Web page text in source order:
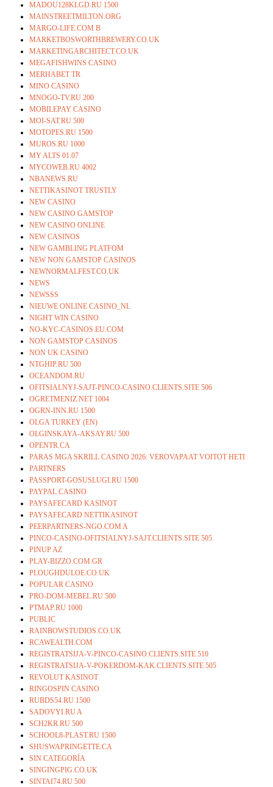
MADOU128KLGD.RU 1500
MAINSTREETMILTON.ORG
MARGO-LIFE.COM B
MARKETBOSWORTHBREWERY.CO.UK
MARKETINGARCHITECT.CO.UK
MEGAFISHWINS CASINO
MERHABET TR
MINO CASINO
MNOGO-TV.RU 200
MOBILEPAY CASINO
MOI-SAT.RU 500
MOTOPES.RU 1500
MUROS.RU 1000
MY ALTS 01.07
MYCOWEB.RU 4002
NBANEWS.RU
NETTIKASINOT TRUSTLY
NEW CASINO
NEW CASINO GAMSTOP
NEW CASINO ONLINE
NEW CASINOS
NEW GAMBLING PLATFOM
NEW NON GAMSTOP CASINOS
NEWNORMALFEST.CO.UK
NEWS
NEWSSS
NIEUWE ONLINE CASINO_NL
NIGHT WIN CASINO
NO-KYC-CASINOS.EU.COM
NON GAMSTOP CASINOS
NON UK CASINO
NTGHIP.RU 500
OCEANDOM.RU
OFITSIALNYJ-SAJT-PINCO-CASINO.CLIENTS.SITE 506
OGRETMENIZ.NET 1004
OGRN-INN.RU 1500
OLGA TURKEY (EN)
OLGINSKAYA-AKSAY.RU 500
OPENTR.CA
PARAS MGA SKRILL CASINO 2026: VEROVAPAAT VOITOT HETI
PARTNERS
PASSPORT-GOSUSLUGI.RU 1500
PAYPAL CASINO
PAYSAFECARD KASINOT
PAYSAFECARD NETTIKASINOT
PEERPARTNERS-NGO.COM A
PINCO-CASINO-OFITSIALNYJ-SAJT.CLIENTS.SITE 505
PINUP AZ
PLAY-BIZZO.COM.GR
PLOUGHDULOE.CO.UK
POPULAR CASINO
PRO-DOM-MEBEL.RU 500
PTMAP.RU 1000
PUBLIC
RAINBOWSTUDIOS.CO.UK
RCAWEALTH.COM
REGISTRATSIJA-V-PINCO-CASINO.CLIENTS.SITE 510
REGISTRATSIJA-V-POKERDOM-KAK.CLIENTS.SITE 505
REVOLUT KASINOT
RINGOSPIN CASINO
RUBDS54.RU 1500
SADOVYI.RU A
SCH2KR.RU 500
SCHOOL8-PLAST.RU 1500
SHUSWAPRINGETTE.CA
SIN CATEGORÍA
SINGINGPIG.CO.UK
SINTAI74.RU 500